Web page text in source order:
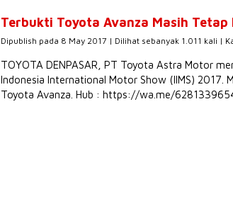
Terbukti Toyota Avanza Masih Tetap
Dipublish pada 8 May 2017 | Dilihat sebanyak 1.011 kali |
TOYOTA DENPASAR, PT Toyota Astra Motor
Indonesia International Motor Show (IIMS) 2017.
Toyota Avanza. Hub : https://wa.me/